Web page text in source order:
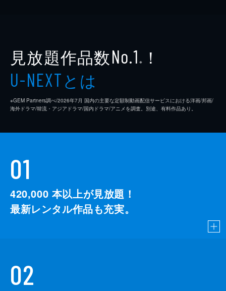
見放題作品数No.1 ※ ！
U-NEXTとは
※GEM Partners調べ/2026年7⽉ 国内の主要な定額制動画配信サービスにおける洋画/邦画/
海外ドラマ/韓流・アジアドラマ/国内ドラマ/アニメを調査。別途、有料作品あり。
01
420,000 本以上が見放題！
最新レンタル作品も充実。
02